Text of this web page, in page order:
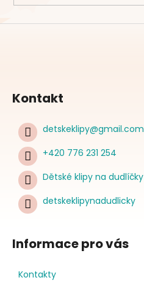
Kontakt
detskeklipy@gmail.com
+420 776 231 254
Dětské klipy na dudlíčky
detskeklipynadudlicky
Informace pro vás
Kontakty